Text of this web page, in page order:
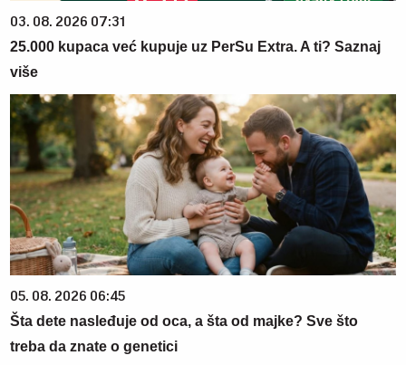
03. 08. 2026 07:31
25.000 kupaca već kupuje uz PerSu Extra. A ti? Saznaj
više
05. 08. 2026 06:45
Šta dete nasleđuje od oca, a šta od majke? Sve što
treba da znate o genetici